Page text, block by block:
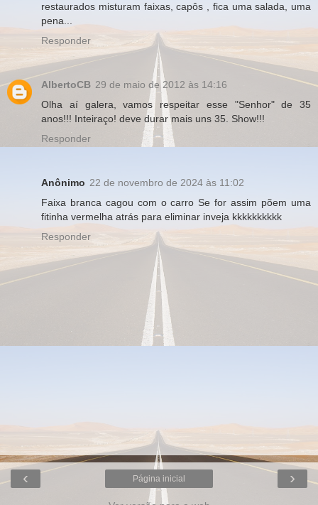
restaurados misturam faixas, capôs , fica uma salada, uma
pena...
Responder
AlbertoCB 29 de maio de 2012 às 14:16
Olha aí galera, vamos respeitar esse "Senhor" de 35
anos!!! Inteiraço! deve durar mais uns 35. Show!!!
Responder
Anônimo 22 de novembro de 2024 às 11:02
Faixa branca cagou com o carro Se for assim põem uma
fitinha vermelha atrás para eliminar inveja kkkkkkkkkk
Responder
‹ ›
Página inicial